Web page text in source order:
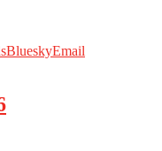
BlueskyEmail